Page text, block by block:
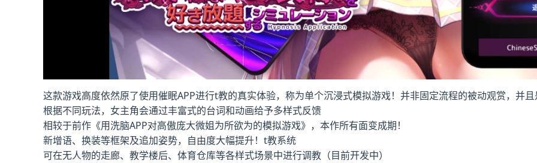
这款游戏高度依然原了使用催眠APP进行t教的真实体验，称为单个沉浸式模拟游戏！并非固定流程的被动观赏，并
根据不同玩法，女主角会通过丰富式的台词和动画给予多样式反馈
相较于前作《用洗脑APP对高傲庞大微姐为所欲为的模拟游戏》，本作所有面变成期！
新增语、换装等框架及追加姿势，自由度大幅提升！t教系统
可在无人物的走廊、教学楼后、体育仓库等各样式场景中进行调教（目前开发中）